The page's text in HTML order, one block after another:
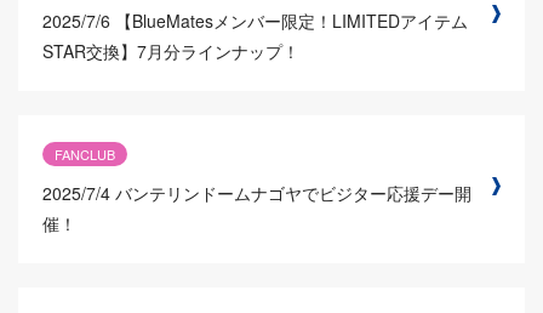
2025/7/6
【BlueMatesメンバー限定！LIMITEDアイテム
STAR交換】7月分ラインナップ！
FANCLUB
2025/7/4 バンテリンドームナゴヤでビジター応援デー開
催！